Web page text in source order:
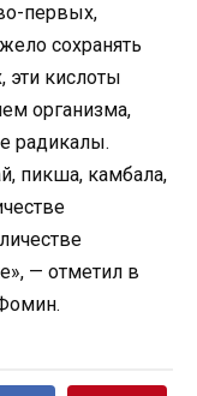
первых,
сохранять
эти кислоты
организма,
радикалы.
пикша, камбала,
— отметил в